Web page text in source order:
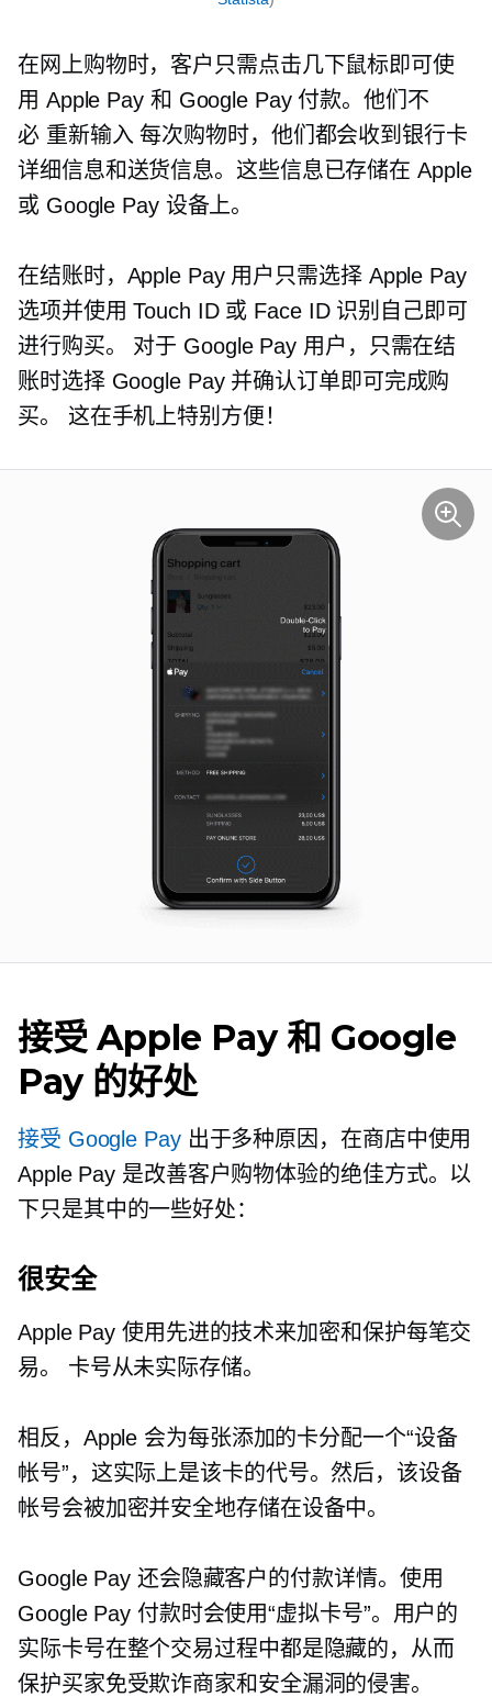
在网上购物时，客户只需点击几下鼠标即可使
用 Apple Pay 和 Google Pay 付款。他们不
必 重新输入 每次购物时，他们都会收到银行卡
详细信息和送货信息。这些信息已存储在 Apple
或 Google Pay 设备上。
在结账时，Apple Pay 用户只需选择 Apple Pay
选项并使用 Touch ID 或 Face ID 识别自己即可
进行购买。 对于 Google Pay 用户，只需在结
账时选择 Google Pay 并确认订单即可完成购
买。 这在手机上特别方便！
接受 Apple Pay 和 Google
Pay 的好处
接受 Google Pay出于多种原因，在商店中使用
Apple Pay 是改善客户购物体验的绝佳方式。以
下只是其中的一些好处：
很安全
Apple Pay 使用先进的技术来加密和保护每笔交
易。 卡号从未实际存储。
相反，Apple 会为每张添加的卡分配一个“设备
帐号”，这实际上是该卡的代号。然后，该设备
帐号会被加密并安全地存储在设备中。
Google Pay 还会隐藏客户的付款详情。使用
Google Pay 付款时会使用“虚拟卡号”。用户的
实际卡号在整个交易过程中都是隐藏的，从而
保护买家免受欺诈商家和安全漏洞的侵害。